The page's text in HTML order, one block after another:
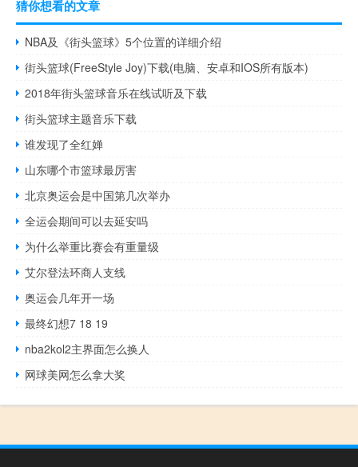
猜你想看的文章
NBA及《街头篮球》5个位置的详细介绍
街头篮球(FreeStyle Joy)下载(电脑、安卓和IOS所有版本)
2018年街头篮球音乐在线试听及下载
街头篮球主题音乐下载
谁发现了全红婵
山东哪个市篮球最厉害
北京奥运会是中国第几次举办
全运会期间可以去延安吗
为什么举重比赛会有重量级
艾尔登法环商人支线
奥运会几年开一场
最终幻想7 18 19
nba2kol2主界面怎么换人
网球美网怎么拿大奖